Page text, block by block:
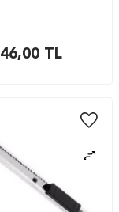
46,00TL